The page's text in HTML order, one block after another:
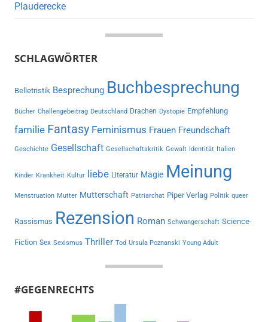
Plauderecke
SCHLAGWÖRTER
Belletristik Besprechung Buchbesprechung
Bücher Challengebeitrag Deutschland Drachen Dystopie Empfehlung
familie Fantasy Feminismus Frauen Freundschaft
Geschichte Gesellschaft Gesellschaftskritik Gewalt Identität Italien
Kinder Krankheit Kultur liebe Literatur Magie Meinung
Menstruation Mutter Mutterschaft Patriarchat Piper Verlag Politik queer
Rassismus Rezension Roman Schwangerschaft Science-
Fiction Sex Sexismus Thriller Tod Ursula Poznanski Young Adult
#GEGENRECHTS